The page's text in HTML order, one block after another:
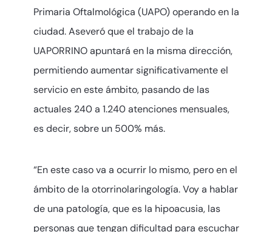
Primaria Oftalmológica (UAPO) operando en la
ciudad. Aseveró que el trabajo de la
UAPORRINO apuntará en la misma dirección,
permitiendo aumentar significativamente el
servicio en este ámbito, pasando de las
actuales 240 a 1.240 atenciones mensuales,
es decir, sobre un 500% más.
“En este caso va a ocurrir lo mismo, pero en el
ámbito de la otorrinolaringología. Voy a hablar
de una patología, que es la hipoacusia, las
personas que tengan dificultad para escuchar